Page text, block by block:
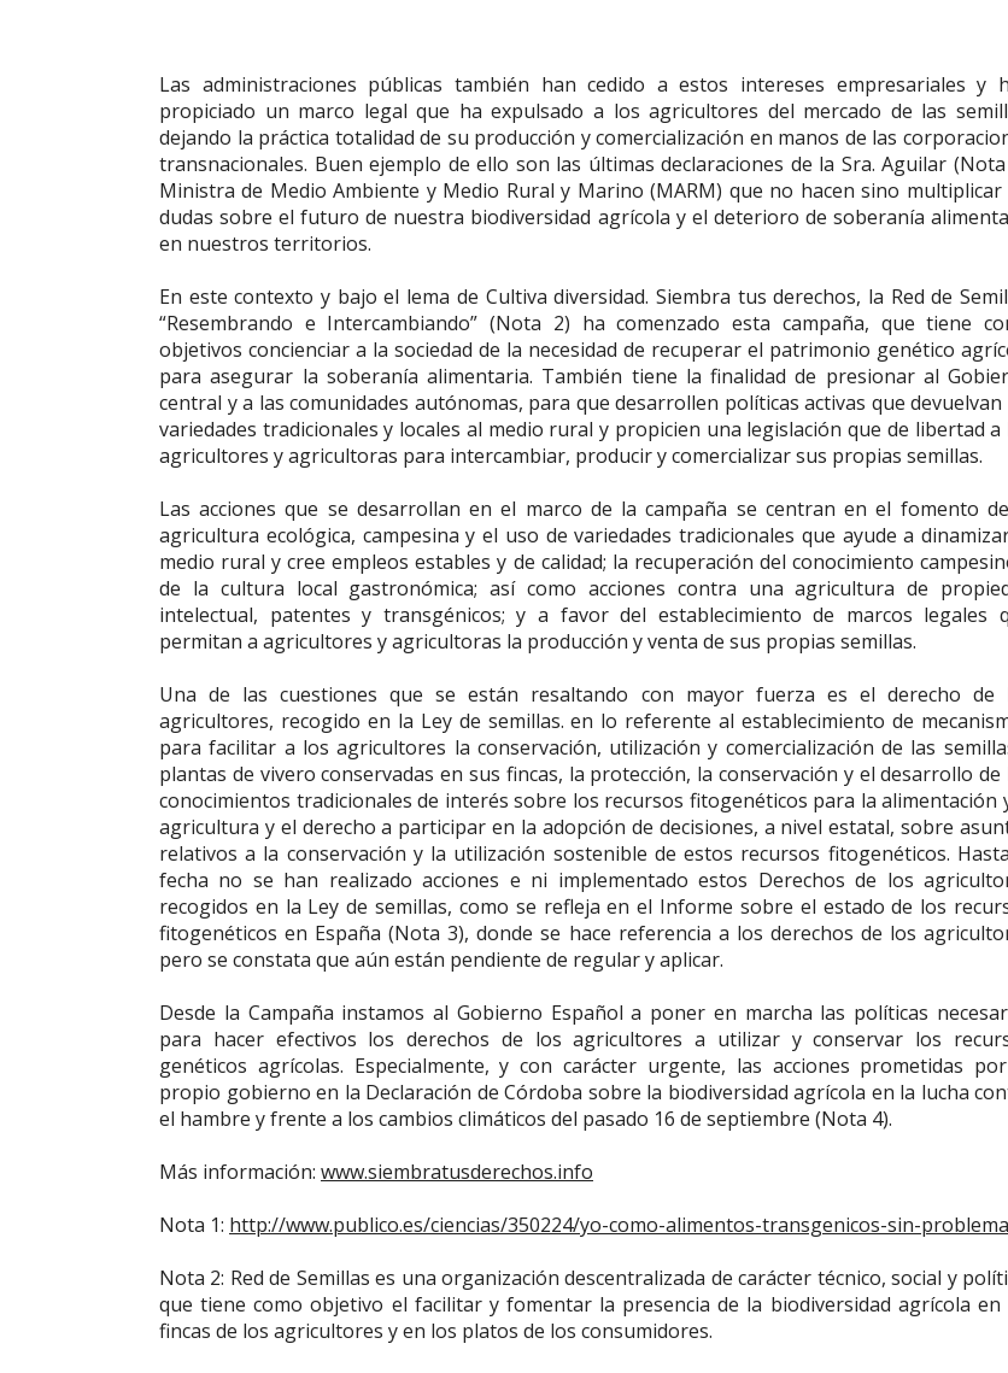
Las administraciones públicas también han cedido a estos intereses empresariales y
propiciado un marco legal que ha expulsado a los agricultores del mercado de las
dejando la práctica totalidad de su producción y comercialización en manos de las
transnacionales. Buen ejemplo de ello son las últimas declaraciones de la Sra. Aguilar (Nota
Ministra de Medio Ambiente y Medio Rural y Marino (MARM) que no hacen sino multiplicar
dudas sobre el futuro de nuestra biodiversidad agrícola y el deterioro de soberanía
en nuestros territorios.
En este contexto y bajo el lema de Cultiva diversidad. Siembra tus derechos, la Red de
“Resembrando e Intercambiando” (Nota 2) ha comenzado esta campaña, que tiene
objetivos concienciar a la sociedad de la necesidad de recuperar el patrimonio genético
para asegurar la soberanía alimentaria. También tiene la finalidad de presionar al
central y a las comunidades autónomas, para que desarrollen políticas activas que devuelvan
variedades tradicionales y locales al medio rural y propicien una legislación que de libertad a
agricultores y agricultoras para intercambiar, producir y comercializar sus propias semillas.
Las acciones que se desarrollan en el marco de la campaña se centran en el fomento
agricultura ecológica, campesina y el uso de variedades tradicionales que ayude a
medio rural y cree empleos estables y de calidad; la recuperación del conocimiento
de la cultura local gastronómica; así como acciones contra una agricultura de
intelectual, patentes y transgénicos; y a favor del establecimiento de marcos legales
permitan a agricultores y agricultoras la producción y venta de sus propias semillas.
Una de las cuestiones que se están resaltando con mayor fuerza es el derecho de
agricultores, recogido en la Ley de semillas. en lo referente al establecimiento de
para facilitar a los agricultores la conservación, utilización y comercialización de las
plantas de vivero conservadas en sus fincas, la protección, la conservación y el desarrollo de
conocimientos tradicionales de interés sobre los recursos fitogenéticos para la alimentación
agricultura y el derecho a participar en la adopción de decisiones, a nivel estatal, sobre
relativos a la conservación y la utilización sostenible de estos recursos fitogenéticos.
fecha no se han realizado acciones e ni implementado estos Derechos de los
recogidos en la Ley de semillas, como se refleja en el Informe sobre el estado de los
fitogenéticos en España (Nota 3), donde se hace referencia a los derechos de los
pero se constata que aún están pendiente de regular y aplicar.
Desde la Campaña instamos al Gobierno Español a poner en marcha las políticas
para hacer efectivos los derechos de los agricultores a utilizar y conservar los
genéticos agrícolas. Especialmente, y con carácter urgente, las acciones prometidas
propio gobierno en la Declaración de Córdoba sobre la biodiversidad agrícola en la lucha
el hambre y frente a los cambios climáticos del pasado 16 de septiembre (Nota 4).
Más información: www.siembratusderechos.info
Nota 1: http://www.publico.es/ciencias/350224/yo-como-alimentos-transgenicos-sin-
Nota 2: Red de Semillas es una organización descentralizada de carácter técnico, social y
que tiene como objetivo el facilitar y fomentar la presencia de la biodiversidad agrícola en
fincas de los agricultores y en los platos de los consumidores.